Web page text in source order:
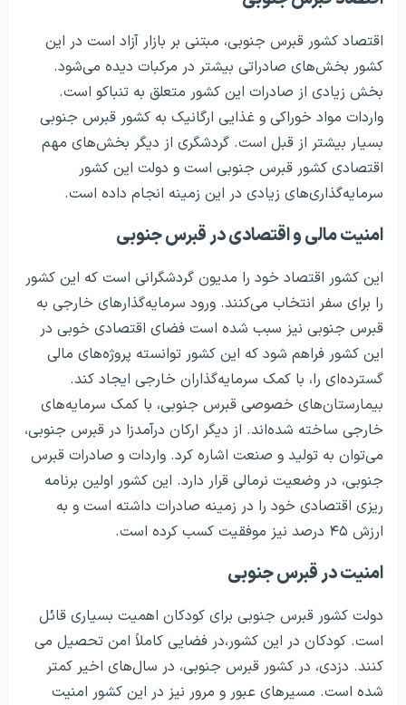
اقتصاد کشور قبرس جنوبی، مبتنی بر بازار آزاد است در این
کشور بخش‌های صادراتی بیشتر در مرکبات دیده می‌شود.
بخش زیادی از صادرات این کشور متعلق به تنباکو است.
واردات مواد خوراکی و غذایی ارگانیک به کشور قبرس جنوبی
بسیار بیشتر از قبل است. گردشگری از دیگر بخش‌های مهم
اقتصادی کشور قبرس جنوبی است و دولت این کشور
سرمایه‌گذاری‌های زیادی در این زمینه انجام داده است.
امنیت مالی و اقتصادی در قبرس جنوبی
این کشور اقتصاد خود را مدیون گردشگرانی است که این کشور
را برای سفر انتخاب می‌کنند. ورود سرمایه‌گذارهای خارجی به
قبرس جنوبی نیز سبب شده است فضای اقتصادی خوبی در
این کشور فراهم شود که این کشور توانسته پروژه‌های مالی
گسترده‌ای را، با کمک سرمایه‌گذاران خارجی ایجاد کند.
بیمارستان‌های خصوصی قبرس جنوبی، با کمک سرمایه‌های
خارجی ساخته شده‌اند. از دیگر ارکان درآمدزا در قبرس جنوبی،
می‌توان به تولید و صنعت اشاره کرد. واردات و صادرات قبرس
جنوبی، در وضعیت نرمالی قرار دارد. این کشور اولین برنامه
ریزی اقتصادی خود را در زمینه صادرات داشته است و به
ارزش ۴۵ درصد نیز موفقیت کسب کرده است.
امنیت در قبرس جنوبی
دولت کشور قبرس جنوبی برای کودکان اهمیت بسیاری قائل
است. کودکان در این کشور،در فضایی کاملاً امن تحصیل می
کنند. دزدی، در کشور قبرس جنوبی، در سال‌های اخیر کمتر
شده است. مسیرهای عبور و مرور نیز در این کشور امنیت